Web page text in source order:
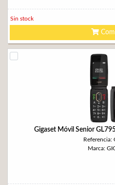
Sin stock
Gigaset Móvil Senior
Referencia:
Marca: